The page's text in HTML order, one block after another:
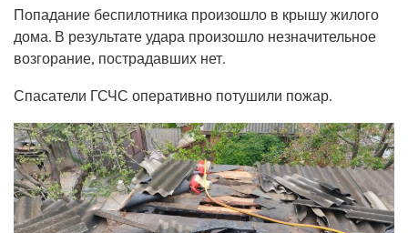
Попадание беспилотника произошло в крышу жилого
дома. В результате удара произошло незначительное
возгорание, пострадавших нет.
Спасатели ГСЧС оперативно потушили пожар.